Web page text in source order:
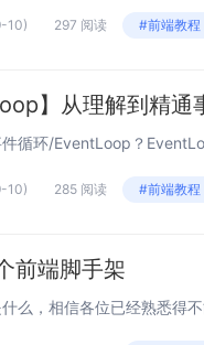
10) 297 阅读 #前端教程
】从理解到精通
10) 285 阅读 #前端教程
前端脚手架